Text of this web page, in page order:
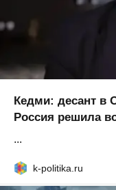
Кедми: десант в
Россия решила
...
k-politika.ru